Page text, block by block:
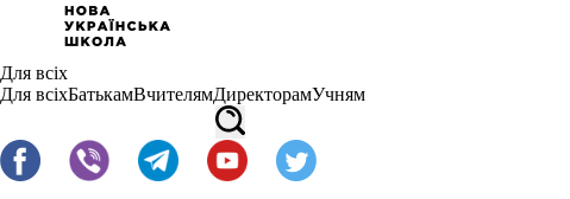
Для всіх
Для всіхБатькамВчителямДиректорамУчням